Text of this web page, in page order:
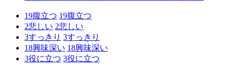
19腹立つ 19腹立つ
2悲しい 2悲しい
3すっきり 3すっきり
18興味深い 18興味深い
3役に立つ 3役に立つ